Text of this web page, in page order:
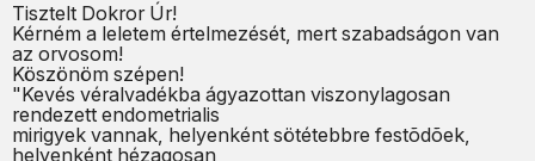
Tisztelt Dokror Úr!
Kérném a leletem értelmezését, mert szabadságon van
az orvosom!
Köszönöm szépen!
"Kevés véralvadékba ágyazottan viszonylagosan
rendezett endometrialis
mirigyek vannak, helyenként sötétebbre festõdõek,
helyenként hézagosan